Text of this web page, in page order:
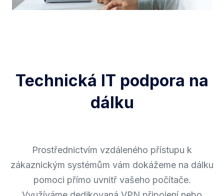
Technická IT podpora na
dálku
Prostřednictvím vzdáleného přístupu k
zákaznickým systémům vám dokážeme na dálku
pomoci přímo uvnitř vašeho počítače.